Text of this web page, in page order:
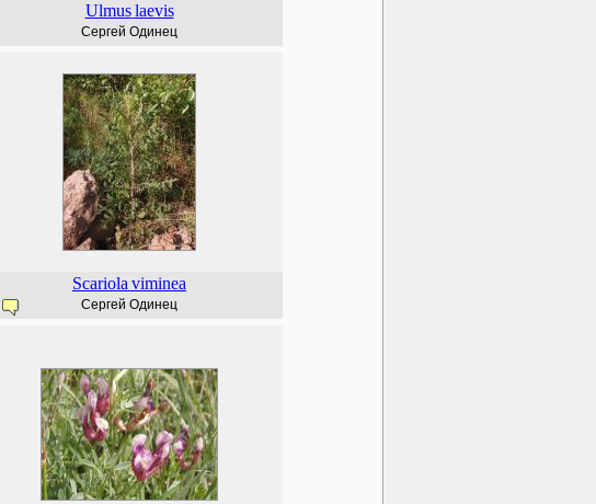
Ulmus laevis
Сергей Одинец
Scariola viminea
Сергей Одинец